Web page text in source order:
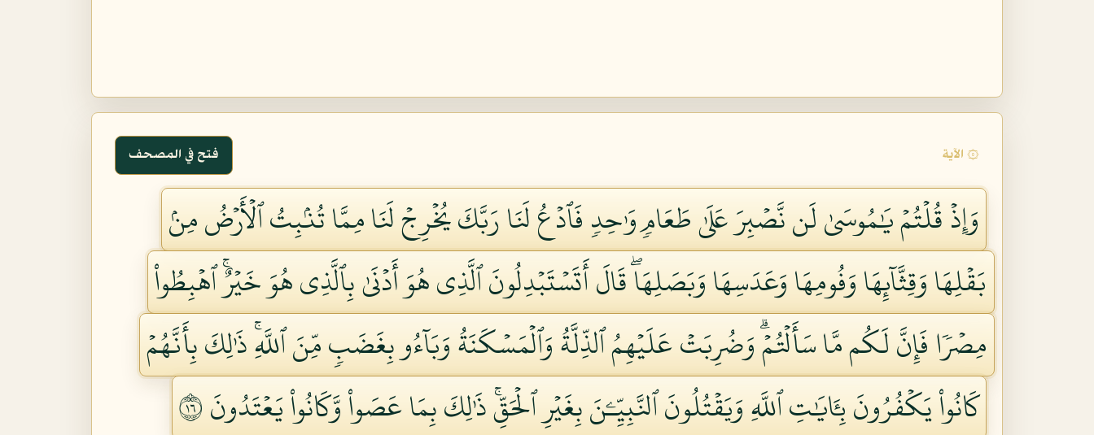
۞ الآية فتح في المصحف
وَإِذۡ قُلۡتُمۡ يَٰمُوسَىٰ لَن نَّصۡبِرَ عَلَىٰ طَعَامٖ وَٰحِدٖ فَٱدۡعُ لَنَا رَبَّكَ يُخۡرِجۡ لَنَا مِمَّا تُنۢبِتُ ٱلۡأَرۡضُ مِنۢ
بَقۡلِهَا وَقِثَّآئِهَا وَفُومِهَا وَعَدَسِهَا وَبَصَلِهَاۖ قَالَ أَتَسۡتَبۡدِلُونَ ٱلَّذِي هُوَ أَدۡنَىٰ بِٱلَّذِي هُوَ خَيۡرٌۚ ٱهۡبِطُواْ
مِصۡرٗا فَإِنَّ لَكُم مَّا سَأَلۡتُمۡۗ وَضُرِبَتۡ عَلَيۡهِمُ ٱلذِّلَّةُ وَٱلۡمَسۡكَنَةُ وَبَآءُو بِغَضَبٖ مِّنَ ٱللَّهِۚ ذَٰلِكَ بِأَنَّهُمۡ
كَانُواْ يَكۡفُرُونَ بِـَٔايَٰتِ ٱللَّهِ وَيَقۡتُلُونَ ٱلنَّبِيِّـۧنَ بِغَيۡرِ ٱلۡحَقِّۚ ذَٰلِكَ بِمَا عَصَواْ وَّكَانُواْ يَعۡتَدُونَ ٦١